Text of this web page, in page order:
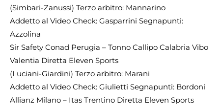
(Simbari-Zanussi) Terzo arbitro: Mannarino
Addetto al Video Check: Gasparrini Segnapunti:
Azzolina
Sir Safety Conad Perugia – Tonno Callipo Calabria Vibo
Valentia Diretta Eleven Sports
(Luciani-Giardini) Terzo arbitro: Marani
Addetto al Video Check: Giulietti Segnapunti: Bordoni
Allianz Milano – Itas Trentino Diretta Eleven Sports